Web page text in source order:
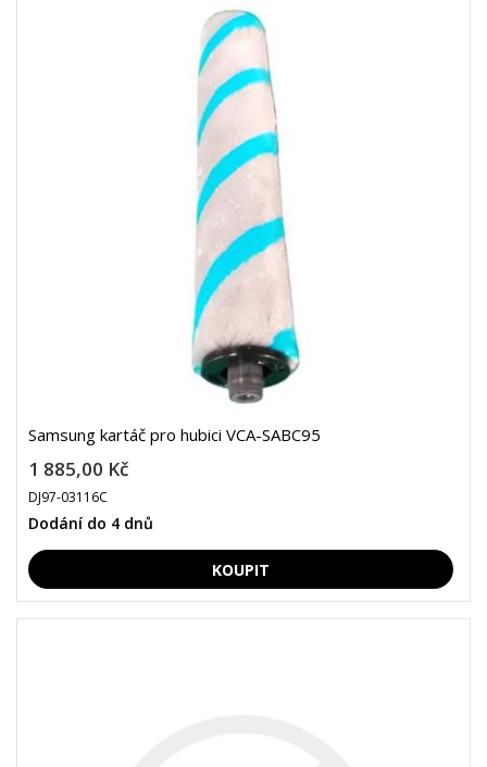
Samsung kartáč pro hubici VCA-SABC95
1 885,00 Kč
DJ97-03116C
Dodání do 4 dnů